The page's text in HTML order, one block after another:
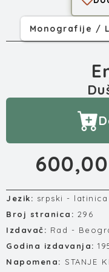
Monografije /
Jezik: srpski - latinica
Broj stranica: 296
Izdavač: Rad -
Godina izdavanja:
Napomena: STANJE